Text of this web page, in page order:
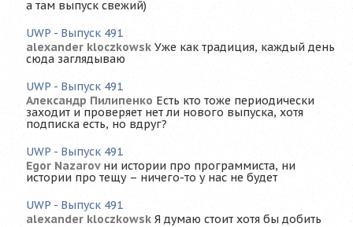
а там выпуск свежий)
UWP - Выпуск 491
alexander kloczkowsk Уже как традиция, каждый день
сюда заглядываю
UWP - Выпуск 491
Александр Пилипенко Есть кто тоже периодически
заходит и проверяет нет ли нового выпуска, хотя
подписка есть, но вдруг?
UWP - Выпуск 491
Egor Nazarov ни истории про программиста, ни
истории про тещу – ничего-то у нас не будет
UWP - Выпуск 491
alexander kloczkowsk Я думаю стоит хотя бы добить